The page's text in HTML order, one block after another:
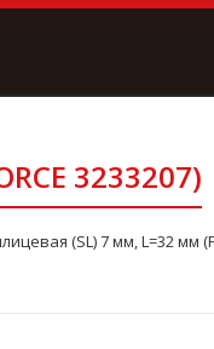
3233207)
(SL) 7 мм, L=32 мм